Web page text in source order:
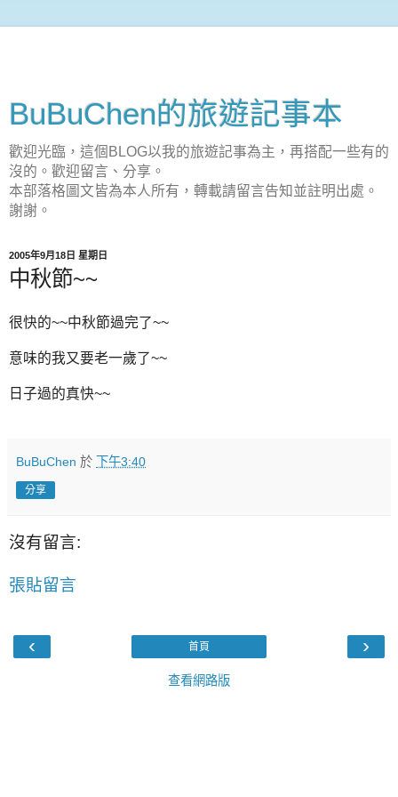
BuBuChen的旅遊記事本
歡迎光臨，這個BLOG以我的旅遊記事為主，再搭配一些有的
沒的。歡迎留言、分享。
本部落格圖文皆為本人所有，轉載請留言告知並註明出處。
謝謝。
2005年9月18日 星期日
中秋節~~
很快的~~中秋節過完了~~
意味的我又要老一歲了~~
日子過的真快~~
BuBuChen 於 下午3:40
分享
沒有留言:
張貼留言
‹ ›
首頁
查看網路版